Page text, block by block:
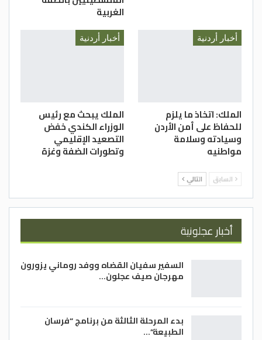
الغربية
أخبار أردنية
الملك: اتخاذ ما يلزم
للحفاظ على أمن الأردن
وسيادته وسلامة
مواطنيه
أخبار أردنية
الملك يبحث مع رئيس
الوزراء الكندي خفض
التصعيد الإقليمي
وتطورات الضفة وغزة
السابق التالي
أخبار عجلونية
السفير سفيان القضاه ووفد روماني يزورون
مهرجان صيف عجلون…
بدء المرحلة الثالثة من برنامج “فرسان
الطبيعة”…